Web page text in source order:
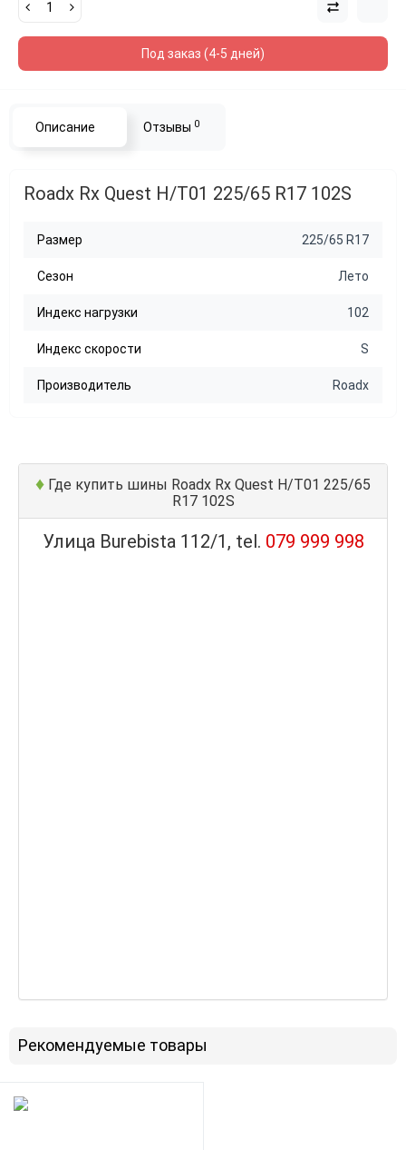
Под заказ (4-5 дней)
Описание Отзывы 0
Roadx Rx Quest H/T01 225/65 R17 102S
Размер 225/65 R17
Сезон Лето
Индекс нагрузки 102
Индекс скорости S
Производитель Roadx
♦ Где купить шины Roadx Rx Quest H/T01 225/65
R17 102S
Улица Burebista 112/1, tel. 079 999 998
Рекомендуемые товары